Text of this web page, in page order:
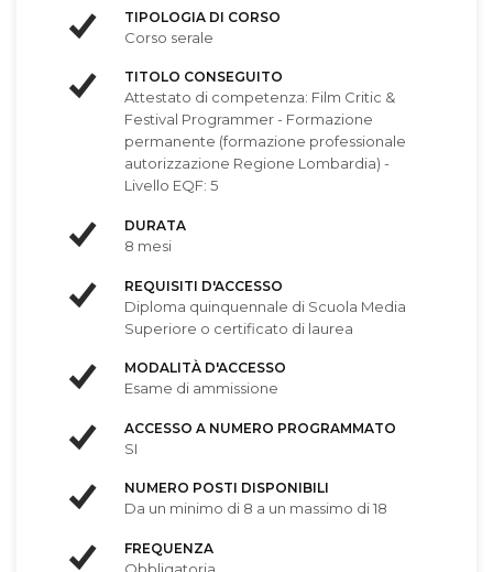
TIPOLOGIA DI CORSO
Corso serale
TITOLO CONSEGUITO
Attestato di competenza: Film Critic &
Festival Programmer - Formazione
permanente (formazione professionale
autorizzazione Regione Lombardia) -
Livello EQF: 5
DURATA
8 mesi
REQUISITI D'ACCESSO
Diploma quinquennale di Scuola Media
Superiore o certificato di laurea
MODALITÀ D'ACCESSO
Esame di ammissione
ACCESSO A NUMERO PROGRAMMATO
SI
NUMERO POSTI DISPONIBILI
Da un minimo di 8 a un massimo di 18
FREQUENZA